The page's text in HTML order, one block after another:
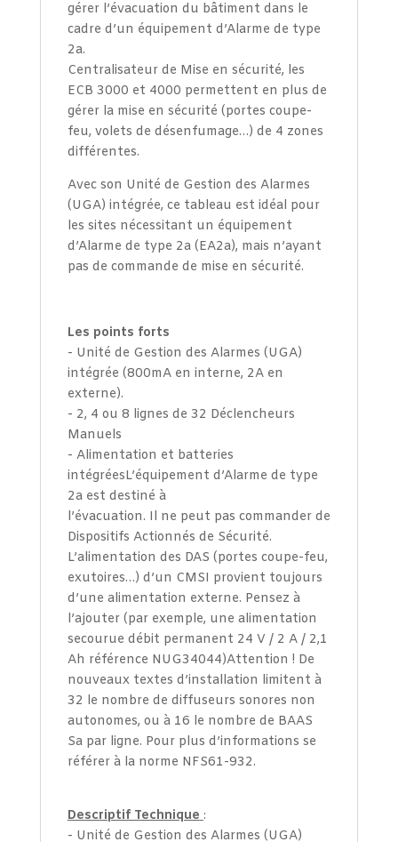
gérer l’évacuation du bâtiment dans le
cadre d’un équipement d’Alarme de type
2a.
Centralisateur de Mise en sécurité, les
ECB 3000 et 4000 permettent en plus de
gérer la mise en sécurité (portes coupe-
feu, volets de désenfumage…) de 4 zones
différentes.
Avec son Unité de Gestion des Alarmes
(UGA) intégrée, ce tableau est idéal pour
les sites nécessitant un équipement
d’Alarme de type 2a (EA2a), mais n’ayant
pas de commande de mise en sécurité.
Les points forts
- Unité de Gestion des Alarmes (UGA)
intégrée (800mA en interne, 2A en
externe).
- 2, 4 ou 8 lignes de 32 Déclencheurs
Manuels
- Alimentation et batteries
intégréesL’équipement d’Alarme de type
2a est destiné à
l’évacuation. Il ne peut pas commander de
Dispositifs Actionnés de Sécurité.
L’alimentation des DAS (portes coupe-feu,
exutoires…) d’un CMSI provient toujours
d’une alimentation externe. Pensez à
l’ajouter (par exemple, une alimentation
secourue débit permanent 24 V / 2 A / 2,1
Ah référence NUG34044)Attention ! De
nouveaux textes d’installation limitent à
32 le nombre de diffuseurs sonores non
autonomes, ou à 16 le nombre de BAAS
Sa par ligne. Pour plus d’informations se
référer à la norme NFS61-932.
Descriptif Technique :
- Unité de Gestion des Alarmes (UGA)